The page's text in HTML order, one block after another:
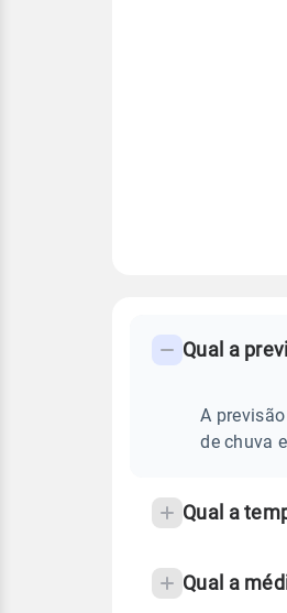
PREVISÃO
frequentes
temperatura
Qual a
A
de chuva
Qual a
Qual a